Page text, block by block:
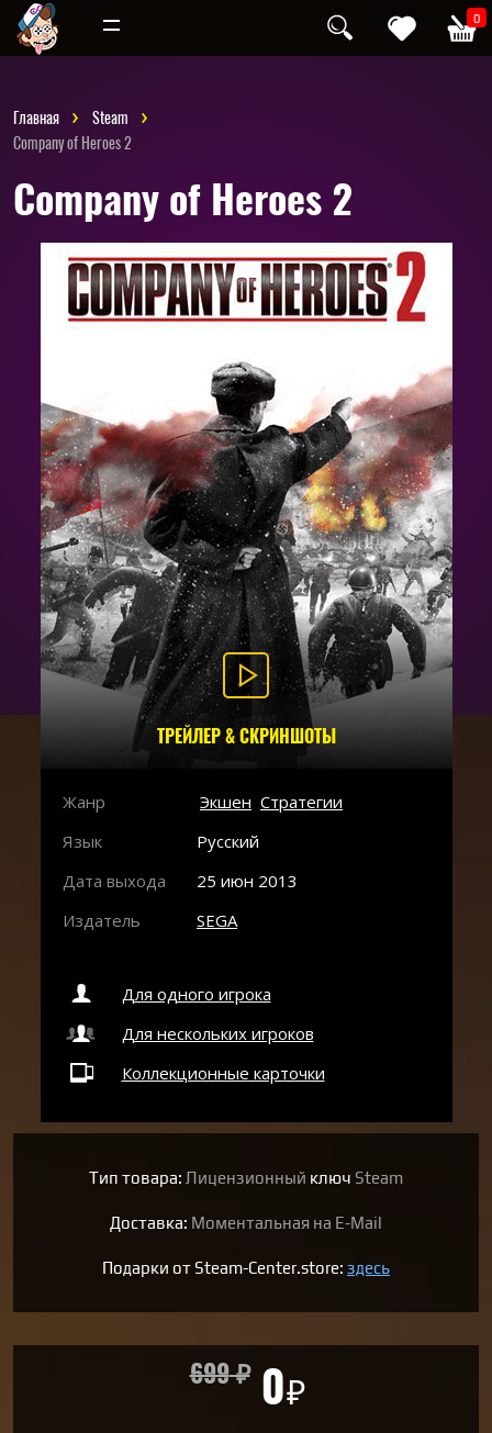
0
Инди
Главная
Steam
Company of Heroes 2
Company of Heroes 2
ТРЕЙЛЕР & СКРИНШОТЫ
Жанр Экшен Стратегии
Язык
Русский
Дата выхода
25 июн 2013
Издатель
SEGA
Для одного игрока
Для нескольких игроков
Коллекционные карточки
Тип товара: Лицензионный ключ Steam
Доставка: Моментальная на E-Mail
Подарки от Steam-Center.store: здесь
699₽ 0₽